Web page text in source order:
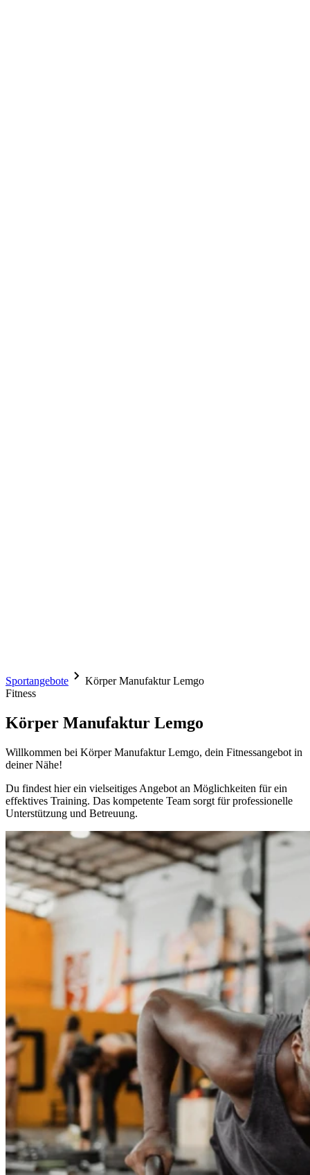
Sportangebote
Körper Manufaktur Lemgo
Fitness
Körper Manufaktur Lemgo
Willkommen bei Körper Manufaktur Lemgo, dein Fitnessangebot in
deiner Nähe!
Du findest hier ein vielseitiges Angebot an Möglichkeiten für ein
effektives Training. Das kompetente Team sorgt für professionelle
Unterstützung und Betreuung.